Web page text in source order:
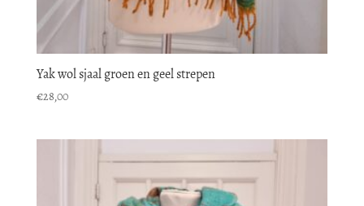
Yak wol sjaal groen en geel strepen
€28,00